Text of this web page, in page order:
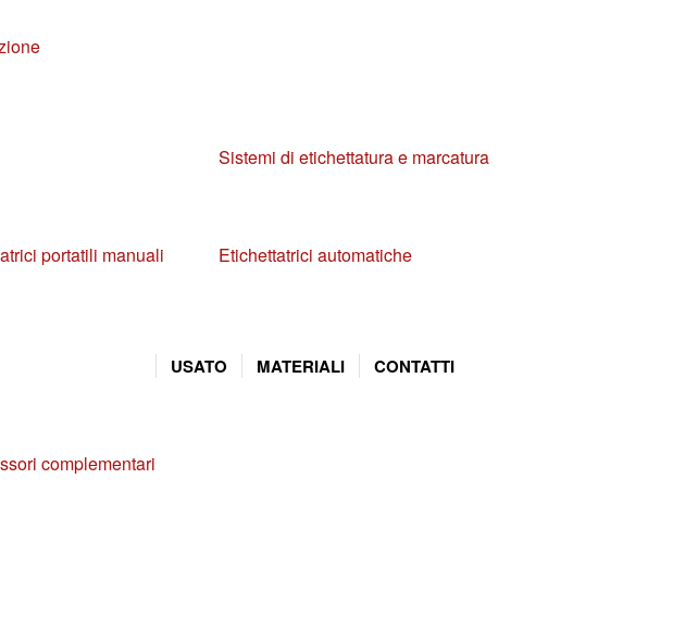
portatili manuali
Sistemi di etichettatura e marcatura
Etichettatrici automatiche
complementari
USATO MATERIALI CONTATTI